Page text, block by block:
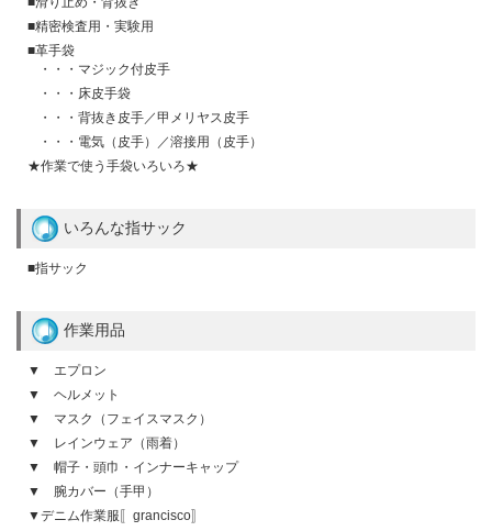
■精密検査用・実験用
■革手袋
・・・マジック付皮手
・・・床皮手袋
・・・背抜き皮手／甲メリヤス皮手
・・・電気（皮手）／溶接用（皮手）
★作業で使う手袋いろいろ★
いろんな指サック
■指サック
作業用品
▼ エプロン
▼ ヘルメット
▼ マスク（フェイスマスク）
▼ レインウェア（雨着）
▼ 帽子・頭巾・インナーキャップ
▼ 腕カバー（手甲）
▼デニム作業服〚grancisco〛